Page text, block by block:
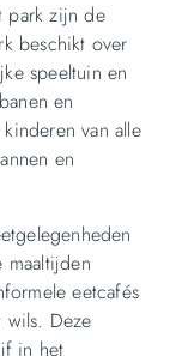
park zijn de
beschikt over
speeltuin en
en
van alle
en
maaltijden
eetcafés
wils. Deze
in het